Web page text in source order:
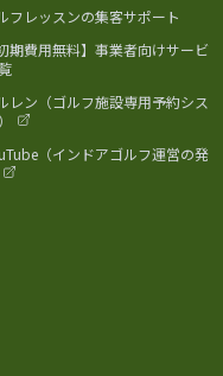
フレッスンの集客サポート
初期費用無料】事業者向けサービ
レン（ゴルフ施設専用予約シス
（インドアゴルフ運営の発